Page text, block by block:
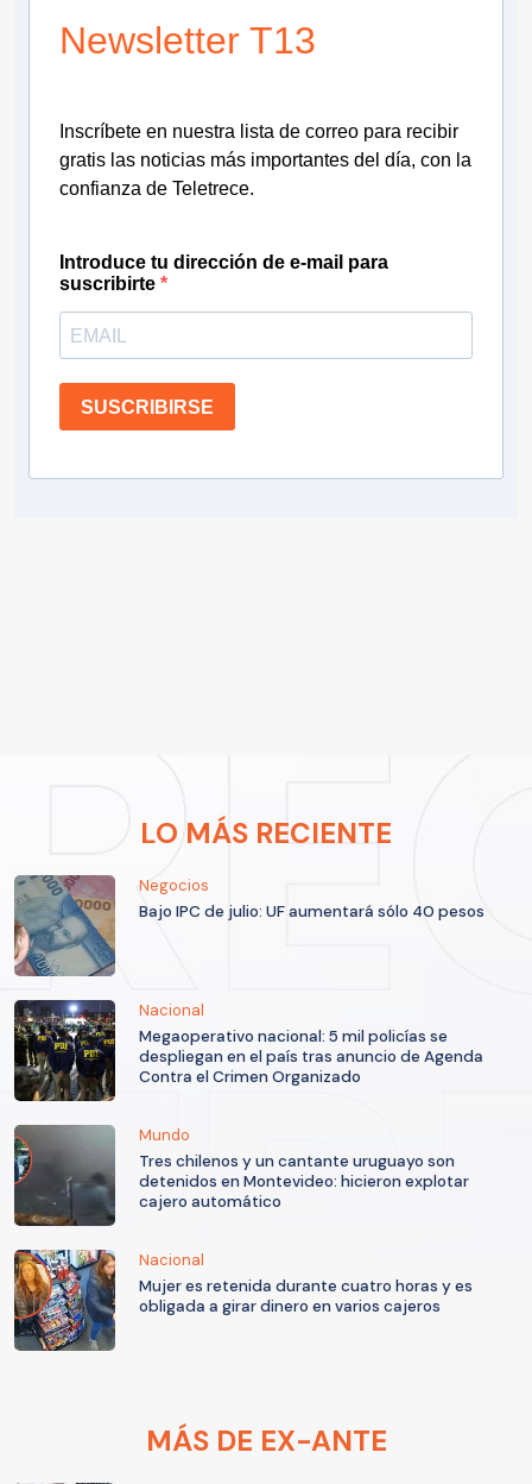
Newsletter T13
Inscríbete en nuestra lista de correo para recibir
gratis las noticias más importantes del día, con la
confianza de Teletrece.
Introduce tu dirección de e-mail para
suscribirte
SUSCRIBIRSE
LO MÁS RECIENTE
Negocios
Bajo IPC de julio: UF aumentará sólo 40 pesos
Nacional
Megaoperativo nacional: 5 mil policías se
despliegan en el país tras anuncio de Agenda
Contra el Crimen Organizado
Mundo
Tres chilenos y un cantante uruguayo son
detenidos en Montevideo: hicieron explotar
cajero automático
Nacional
Mujer es retenida durante cuatro horas y es
obligada a girar dinero en varios cajeros
MÁS DE EX-ANTE